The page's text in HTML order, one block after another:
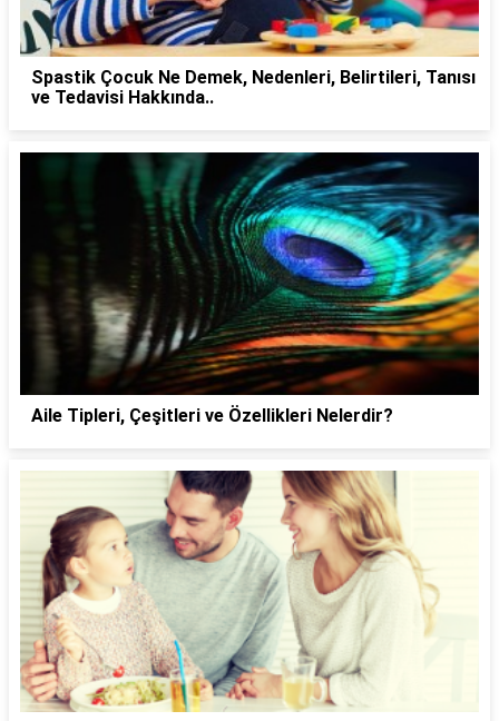
Spastik Çocuk Ne Demek, Nedenleri, Belirtileri, Tanısı
ve Tedavisi Hakkında..
Aile Tipleri, Çeşitleri ve Özellikleri Nelerdir?